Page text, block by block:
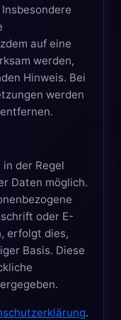
auf eine
werden,
Hinweis. Bei
werden
der Regel
Daten möglich.
oder E-
erfolgt dies,
Basis. Diese
.